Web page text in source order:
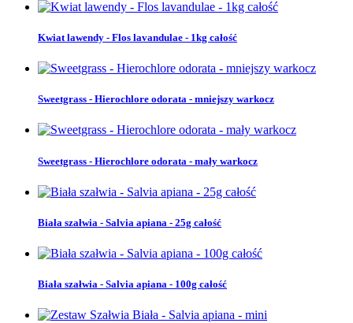
Kwiat lawendy - Flos lavandulae - 1kg całość
Sweetgrass - Hierochlore odorata - mniejszy warkocz
Sweetgrass - Hierochlore odorata - mały warkocz
Biała szałwia - Salvia apiana - 25g całość
Biała szałwia - Salvia apiana - 100g całość